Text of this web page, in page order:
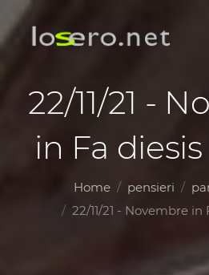
22/11/21 -
in Fa
Home pensieri
22/11/21 - Novembre